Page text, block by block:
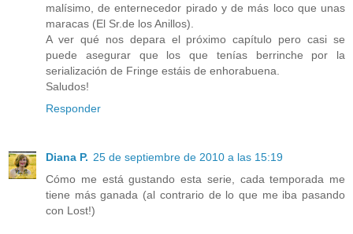
malísimo, de enternecedor pirado y de más loco que unas
maracas (El Sr.de los Anillos).
A ver qué nos depara el próximo capítulo pero casi se
puede asegurar que los que tenías berrinche por la
serialización de Fringe estáis de enhorabuena.
Saludos!
Responder
Diana P. 25 de septiembre de 2010 a las 15:19
Cómo me está gustando esta serie, cada temporada me
tiene más ganada (al contrario de lo que me iba pasando
con Lost!)